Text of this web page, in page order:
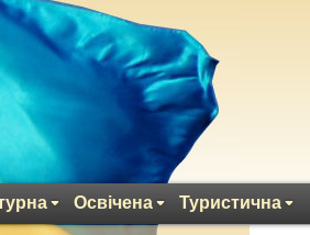
Освічена Туристична